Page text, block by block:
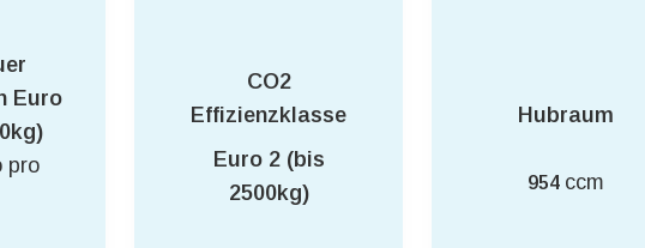
Euro
pro
CO2
Effizienzklasse
Euro 2 (bis
2500kg)
Hubraum
954 ccm